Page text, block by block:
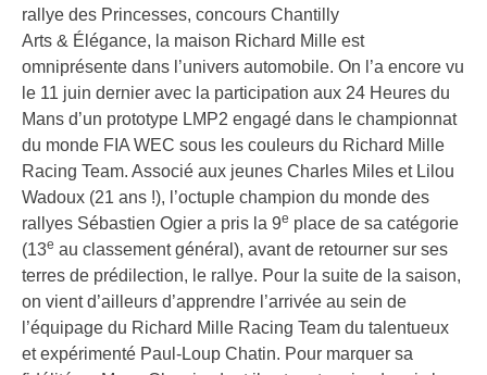
rallye des Princesses, concours Chantilly
Arts & Élégance, la maison Richard Mille est
omniprésente dans l’univers automobile. On l’a encore vu
le 11 juin dernier avec la participation aux 24 Heures du
Mans d’un prototype LMP2 engagé dans le championnat
du monde FIA WEC sous les couleurs du Richard Mille
Racing Team. Associé aux jeunes Charles Miles et Lilou
Wadoux (21 ans !), l’octuple champion du monde des
rallyes Sébastien Ogier a pris la 9e place de sa catégorie
(13e au classement général), avant de retourner sur ses
terres de prédilection, le rallye. Pour la suite de la saison,
on vient d’ailleurs d’apprendre l’arrivée au sein de
l’équipage du Richard Mille Racing Team du talentueux
et expérimenté Paul-Loup Chatin. Pour marquer sa